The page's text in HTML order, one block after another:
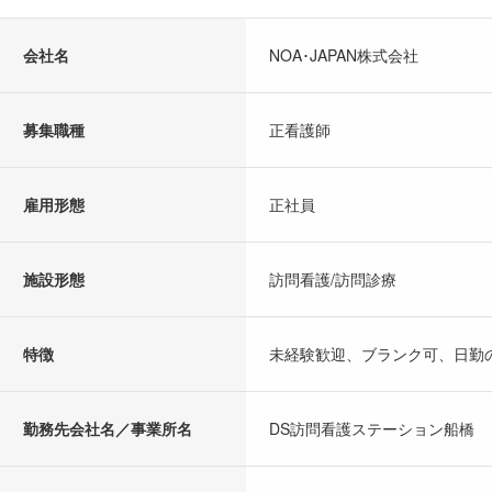
会社名 NOA･JAPAN株式会社
募集職種 正看護師
雇用形態 正社員
施設形態 訪問看護/訪問診療
特徴 未経験歓迎、ブランク可、日勤
勤務先会社名／事業所名 DS訪問看護ステーション船橋